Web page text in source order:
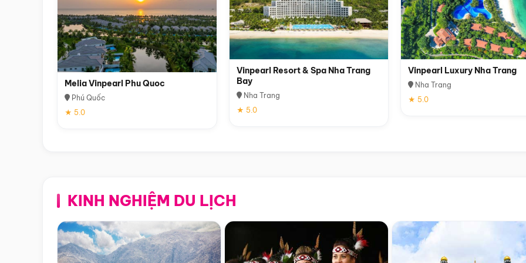
Melia Vinpearl Phu Quoc
Phú Quốc
★ 5.0
Vinpearl Resort & Spa Nha Trang
Bay
Nha Trang
★ 5.0
Vinpearl Luxury Nha Trang
Nha Trang
★ 5.0
KINH NGHIỆM DU LỊCH